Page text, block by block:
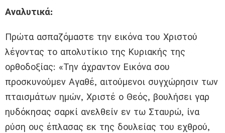
Αναλυτικά:
Πρώτα ασπαζόμαστε την εικόνα του Χριστού
λέγοντας το απολυτίκιο της Κυριακής της
ορθοδοξίας: «Την άχραντον Εικόνα σου
προσκυνούμεν Αγαθέ, αιτούμενοι συγχώρησιν των
πταισμάτων ημών, Χριστέ ο Θεός, βουλήσει γαρ
ηυδόκησας σαρκί ανελθείν εν τω Σταυρώ, ίνα
ρύση ους έπλασας εκ της δουλείας του εχθρού,